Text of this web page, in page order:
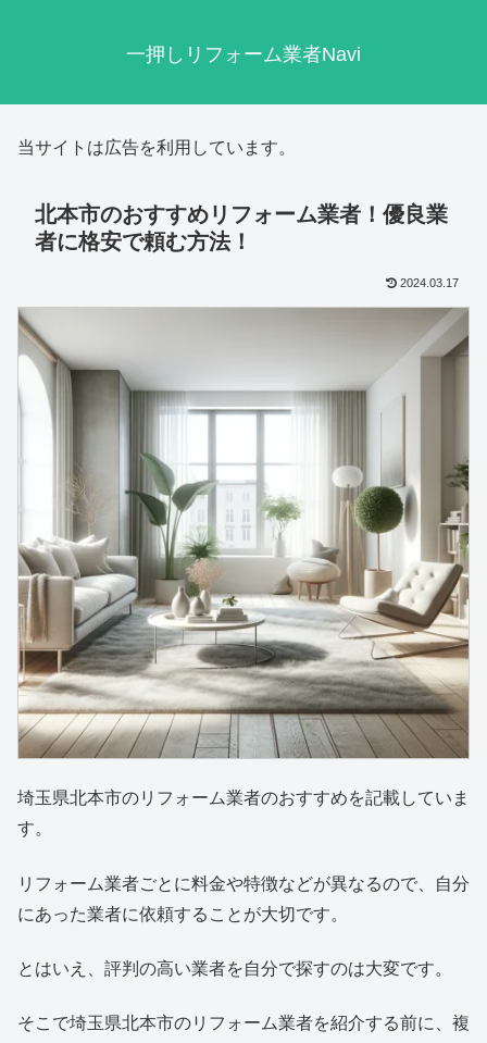
一押しリフォーム業者Navi
当サイトは広告を利用しています。
北本市のおすすめリフォーム業者！優良業
者に格安で頼む方法！
2024.03.17
埼玉県北本市のリフォーム業者のおすすめを記載していま
す。
リフォーム業者ごとに料金や特徴などが異なるので、自分
にあった業者に依頼することが大切です。
とはいえ、評判の高い業者を自分で探すのは大変です。
そこで埼玉県北本市のリフォーム業者を紹介する前に、複